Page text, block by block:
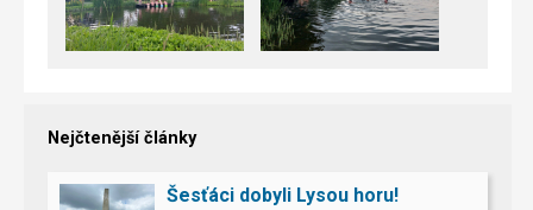
Nejčtenější články
Šesťáci dobyli Lysou horu!